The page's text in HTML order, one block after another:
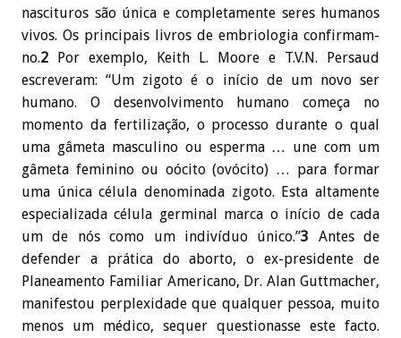
nascituros são única e completamente seres humanos
vivos. Os principais livros de embriologia confirmam-
no.2 Por exemplo, Keith L. Moore e T.V.N. Persaud
escreveram: “Um zigoto é o início de um novo ser
humano. O desenvolvimento humano começa no
momento da fertilização, o processo durante o qual
uma gâmeta masculino ou esperma … une com um
gâmeta feminino ou oócito (ovócito) … para formar
uma única célula denominada zigoto. Esta altamente
especializada célula germinal marca o início de cada
um de nós como um indivíduo único.”3 Antes de
defender a prática do aborto, o ex-presidente de
Planeamento Familiar Americano, Dr. Alan Guttmacher,
manifestou perplexidade que qualquer pessoa, muito
menos um médico, sequer questionasse este facto.